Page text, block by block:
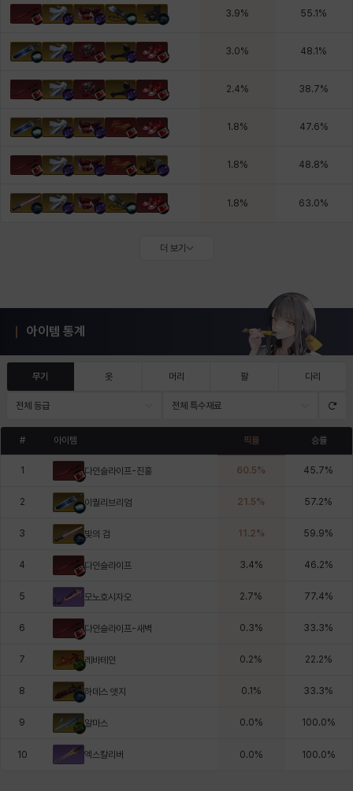
3.9% 55.1 %
3.0% 48.1 %
2.4% 38.7%
1.8% 47.6%
1.8% 48.8%
1.8% 63.0%
더 보기
아이템 통계
무기 옷 머리 팔 다리
전체 등급 전체 특수재료
# 아이템 픽률 승률
1 다인슬라이프-진홍 60.5% 45.7%
2 이퀄리브리엄 21.5% 57.2%
3 빛의 검 11.2% 59.9%
4 다인슬라이프 3.4% 46.2%
5 모노호시자오 2.7% 77.4%
6 다인슬라이프-새벽 0.3% 33.3%
7 레바테인 0.2% 22.2%
8 하데스 엣지 0.1 % 33.3%
9 알마스 0.0% 100.0%
10 엑스칼리버 0.0% 100.0%